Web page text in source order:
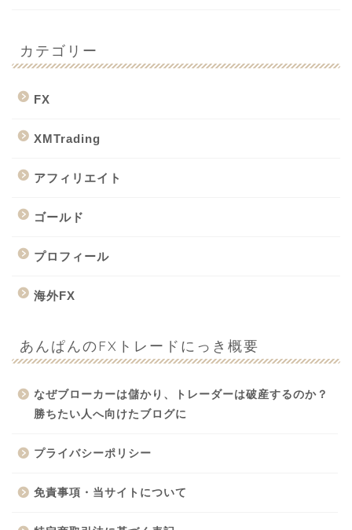
カテゴリー
FX
XMTrading
アフィリエイト
ゴールド
プロフィール
海外FX
あんぱんのFXトレードにっき概要
なぜブローカーは儲かり、トレーダーは破産するのか？
勝ちたい人へ向けたブログに
プライバシーポリシー
免責事項・当サイトについて